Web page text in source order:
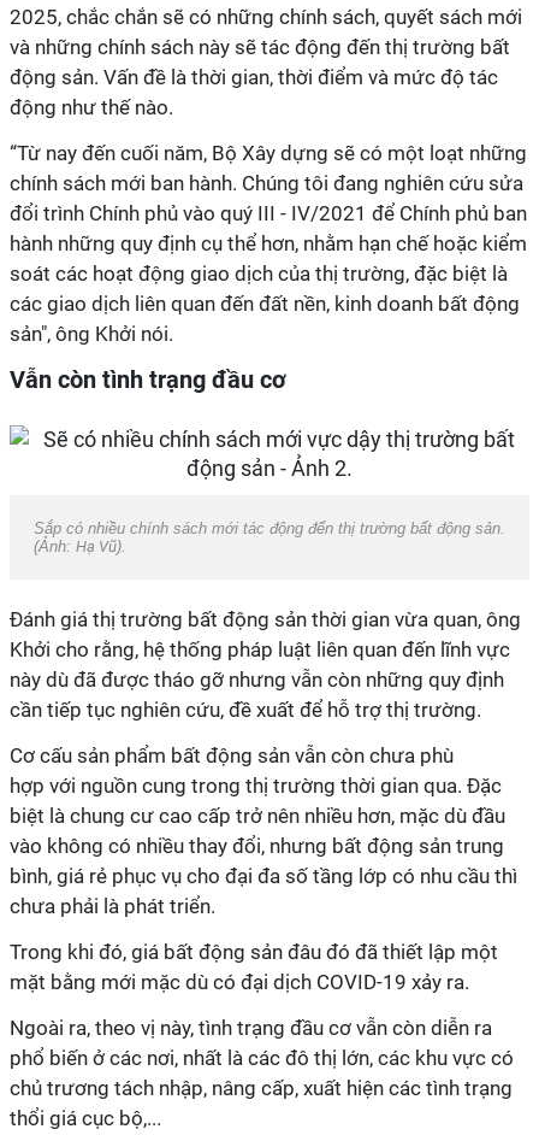
2025, chắc chắn sẽ có những chính sách, quyết sách mới
và những chính sách này sẽ tác động đến thị trường bất
động sản. Vấn đề là thời gian, thời điểm và mức độ tác
động như thế nào.
“Từ nay đến cuối năm, Bộ Xây dựng sẽ có một loạt những
chính sách mới ban hành. Chúng tôi đang nghiên cứu sửa
đổi trình Chính phủ vào quý III - IV/2021 để Chính phủ ban
hành những quy định cụ thể hơn, nhằm hạn chế hoặc kiểm
soát các hoạt động giao dịch của thị trường, đặc biệt là
các giao dịch liên quan đến đất nền, kinh doanh bất động
sản", ông Khởi nói.
Vẫn còn tình trạng đầu cơ
Sắp có nhiều chính sách mới tác động đến thị trường bất động sản.
(Ảnh: Hạ Vũ).
Đánh giá thị trường bất động sản thời gian vừa quan, ông
Khởi cho rằng, hệ thống pháp luật liên quan đến lĩnh vực
này dù đã được tháo gỡ nhưng vẫn còn những quy định
cần tiếp tục nghiên cứu, đề xuất để hỗ trợ thị trường.
Cơ cấu sản phẩm bất động sản vẫn còn chưa phù
hợp với nguồn cung trong thị trường thời gian qua. Đặc
biệt là chung cư cao cấp trở nên nhiều hơn, mặc dù đầu
vào không có nhiều thay đổi, nhưng bất động sản trung
bình, giá rẻ phục vụ cho đại đa số tầng lớp có nhu cầu thì
chưa phải là phát triển.
Trong khi đó, giá bất động sản đâu đó đã thiết lập một
mặt bằng mới mặc dù có đại dịch COVID-19 xảy ra.
Ngoài ra, theo vị này, tình trạng đầu cơ vẫn còn diễn ra
phổ biến ở các nơi, nhất là các đô thị lớn, các khu vực có
chủ trương tách nhập, nâng cấp, xuất hiện các tình trạng
thổi giá cục bộ,...